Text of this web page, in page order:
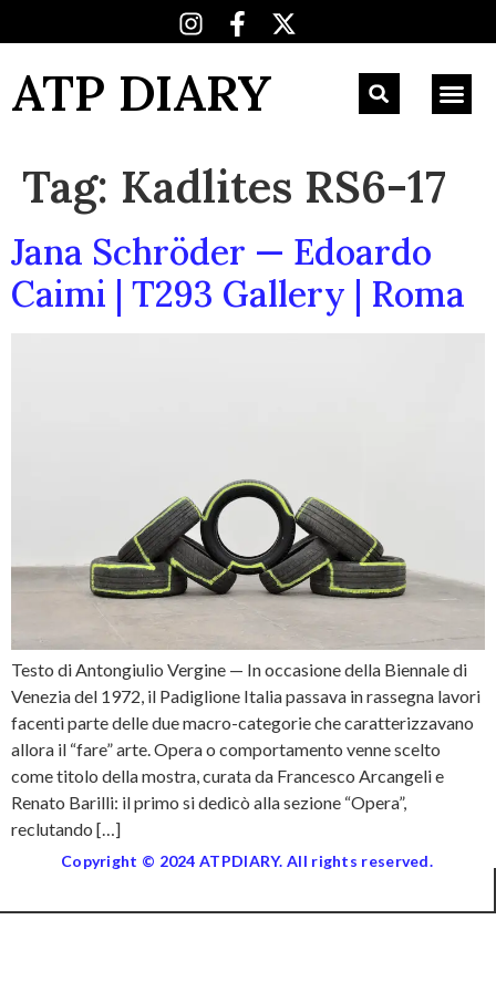
ATP DIARY
Tag: Kadlites RS6-17
Jana Schröder — Edoardo
Caimi | T293 Gallery | Roma
Testo di Antongiulio Vergine — In occasione della Biennale di
Venezia del 1972, il Padiglione Italia passava in rassegna lavori
facenti parte delle due macro-categorie che caratterizzavano
allora il “fare” arte. Opera o comportamento venne scelto
come titolo della mostra, curata da Francesco Arcangeli e
Renato Barilli: il primo si dedicò alla sezione “Opera”,
reclutando […]
Copyright © 2024 ATPDIARY. All rights reserved.